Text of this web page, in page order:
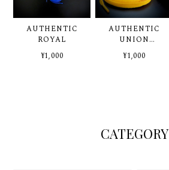
AUTHENTIC
ROYAL
¥1,000
AUTHENTIC
UNION
YELLOW
¥1,000
CATEGORY